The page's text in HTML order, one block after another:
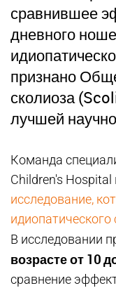
сравнившее
дневного
признано
сколиоза
лучшей
Команда
Children's
исследование,
идиопатического
В исследовании
возрасте от 10
сравнение